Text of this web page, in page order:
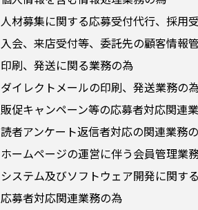
人材募集に関する応募受付代行、採用
入会、来店受付等、委託先の顧客情報
印刷、発送に関る業務の為
ダイレクトメールの印刷、発送業務の
販促キャンペーン等の応募者対応関連
読者アンケート返信者対応の関連業務
ホームページの運営に伴う会員管理業
システム及びソフトウェア開発に関す
応募者対応関連業務の為